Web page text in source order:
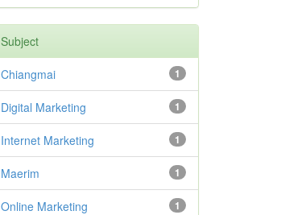
Subject
1
Chiangmai
1
Digital Marketing
1
Internet Marketing
1
Maerim
1
Online Marketing